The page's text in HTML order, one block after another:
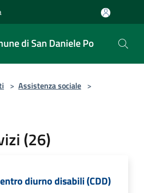
di San Daniele Po
> Assistenza sociale >
(26)
diurno disabili (CDD)